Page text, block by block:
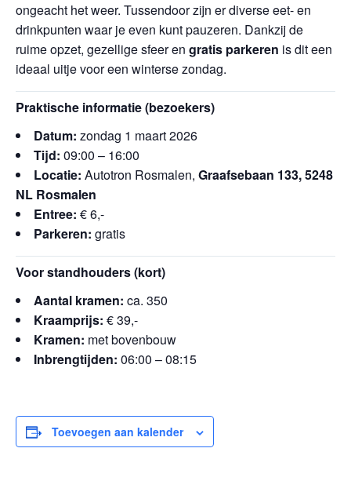
ongeacht het weer. Tussendoor zijn er diverse eet- en
drinkpunten waar je even kunt pauzeren. Dankzij de
ruime opzet, gezellige sfeer en gratis parkeren is dit een
ideaal uitje voor een winterse zondag.
Praktische informatie (bezoekers)
Datum: zondag 1 maart 2026
Tijd: 09:00 – 16:00
Locatie: Autotron Rosmalen, Graafsebaan 133, 5248
NL Rosmalen
Entree: € 6,-
Parkeren: gratis
Voor standhouders (kort)
Aantal kramen: ca. 350
Kraamprijs: € 39,-
Kramen: met bovenbouw
Inbrengtijden: 06:00 – 08:15
Toevoegen aan kalender